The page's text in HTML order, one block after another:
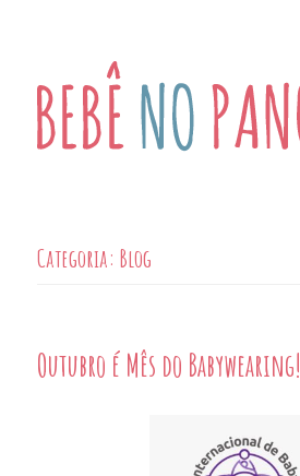
Categoria: Blog
Outubro é Mês do Babywearing!